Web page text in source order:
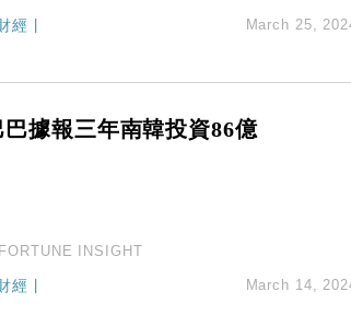
經 March 25,
據報三年南韓投資86億
INSIGHT
經 March 14,